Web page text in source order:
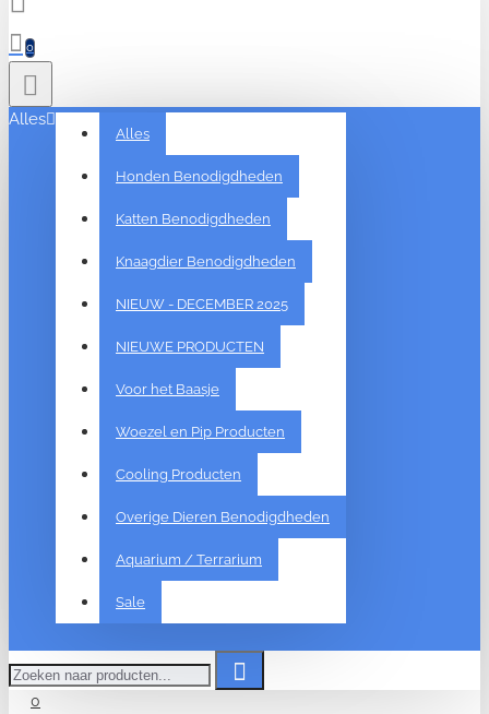
0
Alles
Alles
Honden Benodigdheden
Katten Benodigdheden
Knaagdier Benodigdheden
NIEUW - DECEMBER 2025
NIEUWE PRODUCTEN
Voor het Baasje
Woezel en Pip Producten
Cooling Producten
Overige Dieren Benodigdheden
Aquarium / Terrarium
Sale
naar
producten...
0